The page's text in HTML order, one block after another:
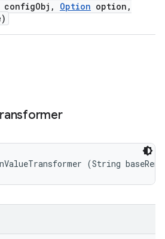
configObj , Option option ,
(String